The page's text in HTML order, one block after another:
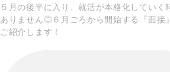
５月の後半に入り、就活が本格化してい
ありません◎６月ごろから開始する『面接
ご紹介します！